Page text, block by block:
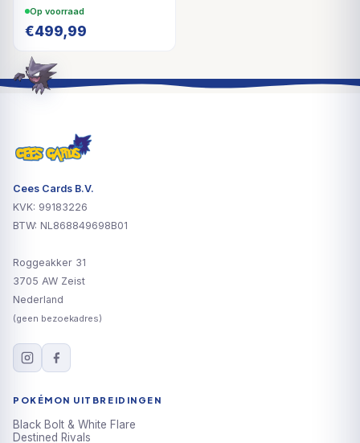
Op voorraad
€499,99
Cees Cards B.V.
KVK: 99183226
BTW: NL868849698B01
Roggeakker 31
3705 AW Zeist
Nederland
(geen bezoekadres)
POKÉMON UITBREIDINGEN
Black Bolt & White Flare
Destined Rivals